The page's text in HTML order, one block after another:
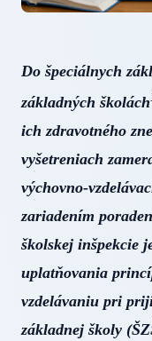
Do špeciálnych
základných školách
ich zdravotného
vyšetreniach
výchovno-
zariadením
školskej inšpekcie
uplatňovania
vzdelávaniu pri
základnej školy